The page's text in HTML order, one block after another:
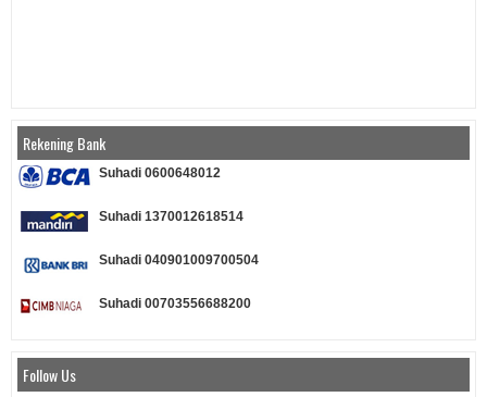
Rekening Bank
Suhadi 0600648012
Suhadi 1370012618514
Suhadi 040901009700504
Suhadi 00703556688200
Follow Us